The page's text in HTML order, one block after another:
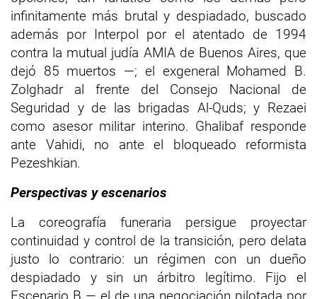
infinitamente más brutal y despiadado, buscado
además por Interpol por el atentado de 1994
contra la mutual judía AMIA de Buenos Aires, que
dejó 85 muertos —; el exgeneral Mohamed B.
Zolghadr al frente del Consejo Nacional de
Seguridad y de las brigadas Al-Quds; y Rezaei
como asesor militar interino. Ghalibaf responde
ante Vahidi, no ante el bloqueado reformista
Pezeshkian.
Perspectivas y escenarios
La coreografía funeraria persigue proyectar
continuidad y control de la transición, pero delata
justo lo contrario: un régimen con un dueño
despiadado y sin un árbitro legítimo. Fijo el
Escenario B — el de una negociación pilotada por